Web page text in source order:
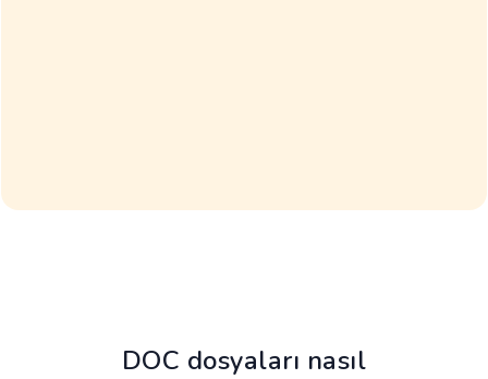
DOC dosyaları nasıl